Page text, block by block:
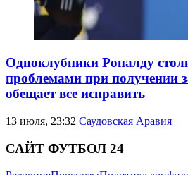
Одноклубники Роналду
проблемами при получении
обещает все исправить
13 июля, 23:32 Саудовская Аравия
САЙТ ФУТБОЛ 24